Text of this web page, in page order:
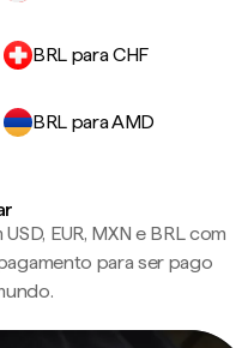
BRL para CHF
BRL para AMD
EUR, MXN e BRL com
para ser pago